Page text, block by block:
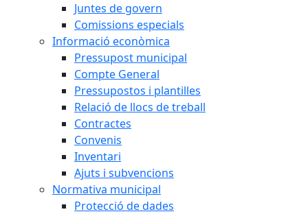
Juntes de govern
Comissions especials
Informació econòmica
Pressupost municipal
Compte General
Pressupostos i plantilles
Relació de llocs de treball
Contractes
Convenis
Inventari
Ajuts i subvencions
Normativa municipal
Protecció de dades